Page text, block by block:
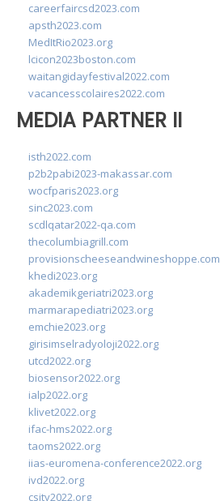
careerfaircsd2023.com
apsth2023.com
MedItRio2023.org
lcicon2023boston.com
waitangidayfestival2022.com
vacancesscolaires2022.com
MEDIA PARTNER II
isth2022.com
p2b2pabi2023-makassar.com
wocfparis2023.org
sinc2023.com
scdlqatar2022-qa.com
thecolumbiagrill.com
provisionscheeseandwineshoppe.com
khedi2023.org
akademikgeriatri2023.org
marmarapediatri2023.org
emchie2023.org
girisimselradyoloji2022.org
utcd2022.org
biosensor2022.org
ialp2022.org
klivet2022.org
ifac-hms2022.org
taoms2022.org
iias-euromena-conference2022.org
ivd2022.org
csity2022.org